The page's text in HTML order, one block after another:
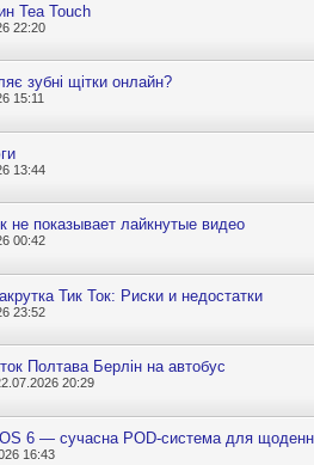
Tea Touch
22:20
зубні щітки онлайн?
15:11
13:44
не показывает лайкнутые видео
00:42
Тик Ток: Риски и недостатки
23:52
Полтава Берлін на автобус
20:29
6 — сучасна POD-система для
16:43